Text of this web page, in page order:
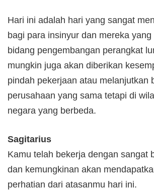
Hari ini adalah hari yang sangat
bagi para insinyur dan mereka yang
bidang pengembangan perangkat
mungkin juga akan diberikan
pindah pekerjaan atau melanjutkan
perusahaan yang sama tetapi di
negara yang berbeda.
Sagitarius
Kamu telah bekerja dengan sangat
dan kemungkinan akan
perhatian dari atasanmu hari ini.